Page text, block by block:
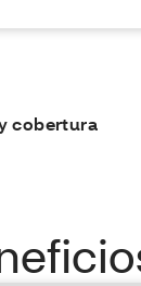
cobertura